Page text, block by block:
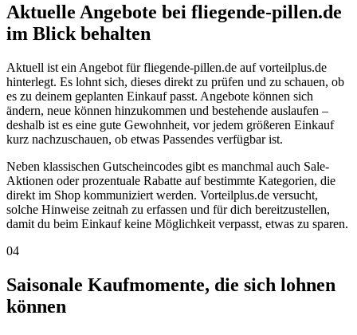
Aktuelle Angebote bei fliegende-pillen.de
im Blick behalten
Aktuell ist ein Angebot für fliegende-pillen.de auf vorteilplus.de
hinterlegt. Es lohnt sich, dieses direkt zu prüfen und zu schauen, ob
es zu deinem geplanten Einkauf passt. Angebote können sich
ändern, neue können hinzukommen und bestehende auslaufen –
deshalb ist es eine gute Gewohnheit, vor jedem größeren Einkauf
kurz nachzuschauen, ob etwas Passendes verfügbar ist.
Neben klassischen Gutscheincodes gibt es manchmal auch Sale-
Aktionen oder prozentuale Rabatte auf bestimmte Kategorien, die
direkt im Shop kommuniziert werden. Vorteilplus.de versucht,
solche Hinweise zeitnah zu erfassen und für dich bereitzustellen,
damit du beim Einkauf keine Möglichkeit verpasst, etwas zu sparen.
04
Saisonale Kaufmomente, die sich lohnen
können